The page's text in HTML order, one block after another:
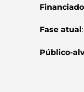
Fase atual
Público-